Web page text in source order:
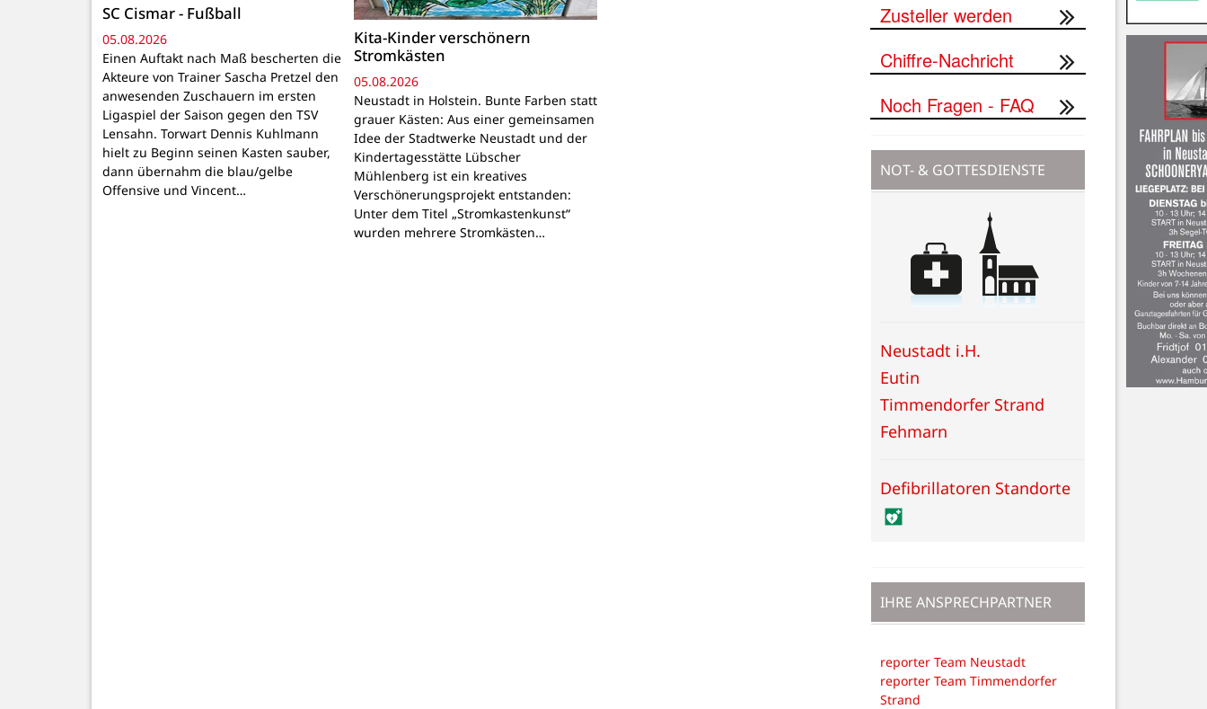
SC Cismar - Fußball
05.08.2026
Einen Auftakt nach Maß bescherten die
Akteure von Trainer Sascha Pretzel den
anwesenden Zuschauern im ersten
Ligaspiel der Saison gegen den TSV
Lensahn. Torwart Dennis Kuhlmann
hielt zu Beginn seinen Kasten sauber,
dann übernahm die blau/gelbe
Offensive und Vincent…
Kita-Kinder verschönern
Stromkästen
05.08.2026
Neustadt in Holstein. Bunte Farben statt
grauer Kästen: Aus einer gemeinsamen
Idee der Stadtwerke Neustadt und der
Kindertagesstätte Lübscher
Mühlenberg ist ein kreatives
Verschönerungsprojekt entstanden:
Unter dem Titel „Stromkastenkunst“
wurden mehrere Stromkästen…
Zusteller werden
Chiffre-Nachricht
Noch Fragen - FAQ
NOT- & GOTTESDIENSTE
Neustadt i.H.
Eutin
Timmendorfer Strand
Fehmarn
Defibrillatoren Standorte
IHRE ANSPRECHPARTNER
reporter Team Neustadt
reporter Team Timmendorfer
Strand